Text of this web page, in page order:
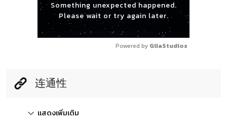
Something unexpected happened.
Please wait or try again later.
Powered by GliaStudios
连通性
แสดงเพิ่มเติม